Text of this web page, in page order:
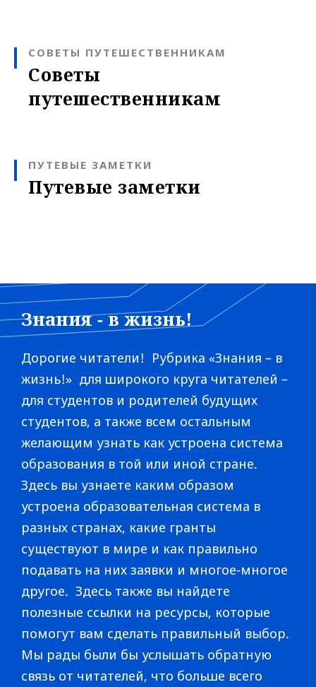
СОВЕТЫ ПУТЕШЕСТВЕННИКАМ
Советы
путешественникам
ПУТЕВЫЕ ЗАМЕТКИ
Путевые заметки
Знания - в жизнь!
Дорогие читатели! Рубрика «Знания – в
жизнь!» для широкого круга читателей –
для студентов и родителей будущих
студентов, а также всем остальным
желающим узнать как устроена система
образования в той или иной стране.
Здесь вы узнаете каким образом
устроена образовательная система в
разных странах, какие гранты
существуют в мире и как правильно
подавать на них заявки и многое-многое
другое. Здесь также вы найдете
полезные ссылки на ресурсы, которые
помогут вам сделать правильный выбор.
Мы рады были бы услышать обратную
связь от читателей, что больше всего